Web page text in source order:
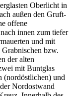
Oberlicht in
außen den Gruft-
offene
innen zum tiefer
und mit
bzw.
der alten
mit Buntglas
(nordöstlichen) und
Nordostwand